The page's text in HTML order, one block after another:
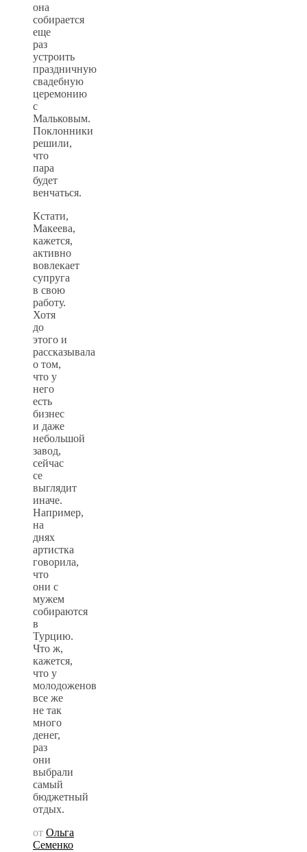
она
собирается
еще
раз
устроить
праздничную
свадебную
церемонию
с
Мальковым.
Поклонники
решили,
что
пара
будет
венчаться.
Кстати,
Макеева,
кажется,
активно
вовлекает
супруга
в свою
работу.
Хотя
до
этого и
рассказывала
о том,
что у
него
есть
бизнес
и даже
небольшой
завод,
сейчас
се
выглядит
иначе.
Например,
на
днях
артистка
говорила,
что
они с
мужем
собираются
в
Турцию.
Что ж,
кажется,
что у
молодоженов
все же
не так
много
денег,
раз
они
выбрали
самый
бюджетный
отдых.
от Ольга
Семенко